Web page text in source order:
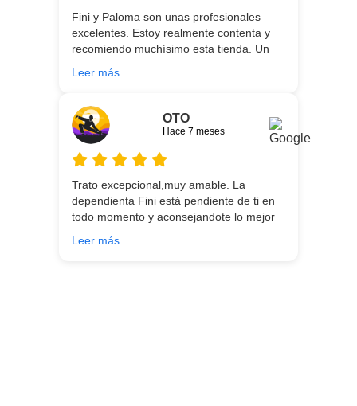
equipo.
Fini y Paloma son unas profesionales
excelentes. Estoy realmente contenta y
recomiendo muchísimo esta tienda. Un
entrega.
Leer más
OTO
Hace 7 meses
Trato excepcional,muy amable. La
dependienta Fini está pendiente de ti en
todo momento y aconsejandote lo mejor
buscando!!
Leer más